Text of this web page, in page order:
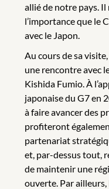
allié de notre pays.
l’importance que le
avec le Japon.
Au cours de sa
une rencontre avec
Kishida Fumio. À
japonaise du G7 en
à faire avancer des
profiteront
partenariat
et, par-dessus tout,
de maintenir une
ouverte. Par